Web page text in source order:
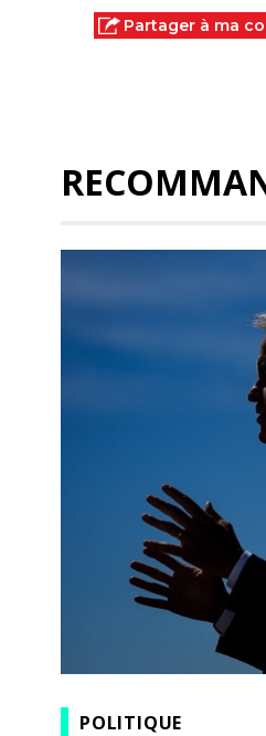
Partager à ma
POLITIQUE